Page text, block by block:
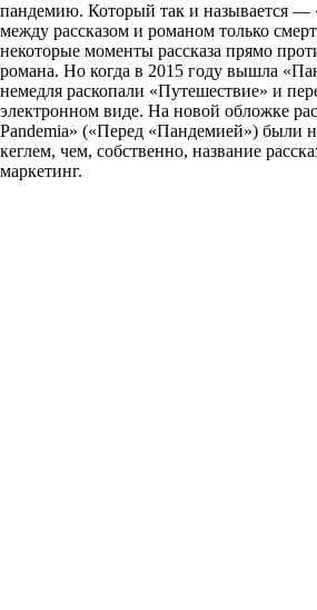
пандемию. Который так и называется
между рассказом и романом только
некоторые моменты рассказа прямо
романа. Но когда в 2015 году вышла
немедля раскопали «Путешествие» и
электронном виде. На новой обложке
Pandemia» («Перед «Пандемией») были
кеглем, чем, собственно, название
маркетинг.